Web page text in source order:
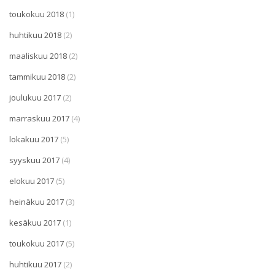
toukokuu 2018 (1)
huhtikuu 2018 (2)
maaliskuu 2018 (2)
tammikuu 2018 (2)
joulukuu 2017 (2)
marraskuu 2017 (4)
lokakuu 2017 (5)
syyskuu 2017 (4)
elokuu 2017 (5)
heinäkuu 2017 (3)
kesäkuu 2017 (1)
toukokuu 2017 (5)
huhtikuu 2017 (2)